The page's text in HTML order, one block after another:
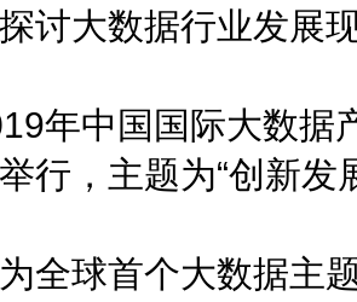
讨大数据行业发展
中国国际大数据
行，主题为“创新发
球首个大数据主题